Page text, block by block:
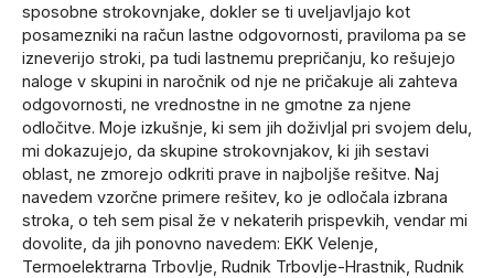
sposobne strokovnjake, dokler se ti uveljavljajo kot
posamezniki na račun lastne odgovornosti, praviloma pa se
izneverijo stroki, pa tudi lastnemu prepričanju, ko rešujejo
naloge v skupini in naročnik od nje ne pričakuje ali zahteva
odgovornosti, ne vrednostne in ne gmotne za njene
odločitve. Moje izkušnje, ki sem jih doživljal pri svojem delu,
mi dokazujejo, da skupine strokovnjakov, ki jih sestavi
oblast, ne zmorejo odkriti prave in najboljše rešitve. Naj
navedem vzorčne primere rešitev, ko je odločala izbrana
stroka, o teh sem pisal že v nekaterih prispevkih, vendar mi
dovolite, da jih ponovno navedem: EKK Velenje,
Termoelektrarna Trbovlje, Rudnik Trbovlje-Hrastnik, Rudnik